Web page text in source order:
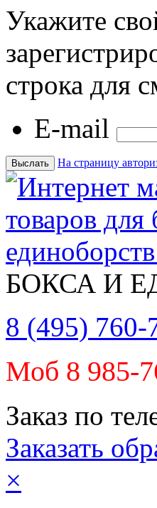
Укажите
строка для
E-mail
На страницу
БОКСА И
8 (495) 760-
Моб 8 985-
Заказ по
Заказать
×